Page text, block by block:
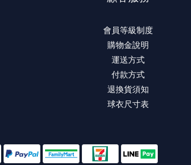
會員等級制度
購物金說明
運送方式
付款方式
退換貨須知
球衣尺寸表